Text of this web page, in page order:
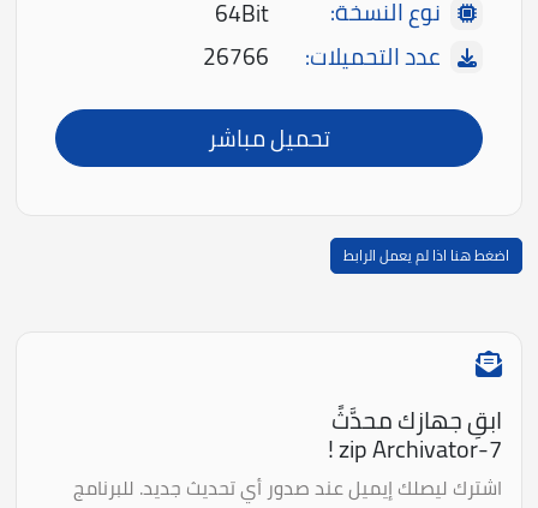
نوع النسخة:
64Bit
عدد التحميلات:
26766
تحميل مباشر
اضغط هنا اذا لم يعمل الرابط
ابقِ جهازك محدَّثً
7-zip Archivator !
اشترك ليصلك إيميل عند صدور أي تحديث جديد. للبرنامج